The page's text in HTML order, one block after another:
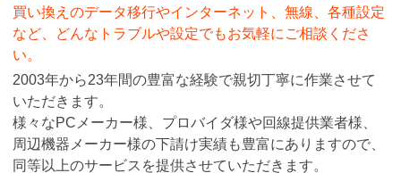
買い換えのデータ移行やインターネット、無線、各種設定
など、どんなトラブルや設定でもお気軽にご相談くださ
い。
2003年から23年間の豊富な経験で親切丁寧に作業させて
いただきます。
様々なPCメーカー様、プロバイダ様や回線提供業者様、
周辺機器メーカー様の下請け実績も豊富にありますので、
同等以上のサービスを提供させていただきます。